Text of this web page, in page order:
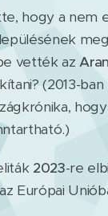
hogy a nem
vették az
(2013-
2023-re
Európai